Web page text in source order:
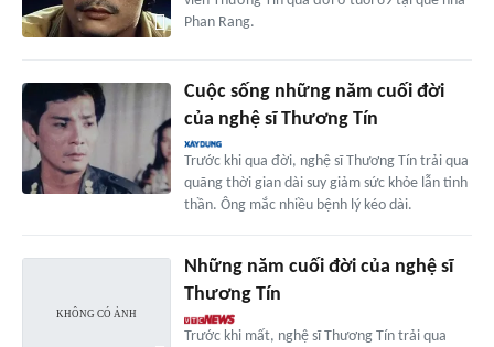
Phan Rang.
Cuộc sống những năm cuối đời
của nghệ sĩ Thương Tín
Trước khi qua đời, nghệ sĩ Thương Tín trải qua
quãng thời gian dài suy giảm sức khỏe lẫn tinh
thần. Ông mắc nhiều bệnh lý kéo dài.
Những năm cuối đời của nghệ sĩ
Thương Tín
Trước khi mất, nghệ sĩ Thương Tín trải qua